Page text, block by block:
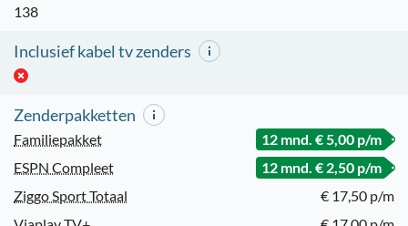
138
Inclusief kabel tv zenders
Zenderpakketten
Familiepakket
12 mnd. € 5,00 p/m
ESPN Compleet
12 mnd. € 2,50 p/m
Ziggo Sport Totaal
€ 17,50 p/m